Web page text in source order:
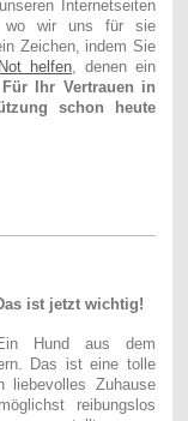
Internetseiten
wo wir uns für sie
Zeichen, indem Sie
helfen , denen ein
Für Ihr Vertrauen in
schon heute
ist jetzt wichtig!
Hund aus dem
Das ist eine tolle
liebevolles Zuhause
reibungslos